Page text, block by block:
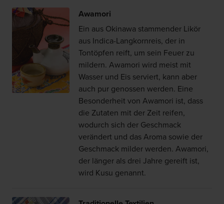
Awamori
Ein aus Okinawa stammender Likör
aus Indica-Langkornreis, der in
Tontöpfen reift, um sein Feuer zu
mildern. Awamori wird meist mit
Wasser und Eis serviert, kann aber
auch pur genossen werden. Eine
Besonderheit von Awamori ist, dass
die Zutaten mit der Zeit reifen,
wodurch sich der Geschmack
verändert und das Aroma sowie der
Geschmack milder werden. Awamori,
der länger als drei Jahre gereift ist,
wird Kusu genannt.